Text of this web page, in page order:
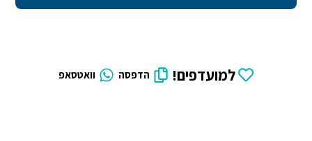
למועדפים! הדפסה וואטסאפ